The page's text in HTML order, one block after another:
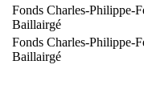
Fonds Charles-Philippe-
Baillairgé
Fonds Charles-Philippe-
Baillairgé